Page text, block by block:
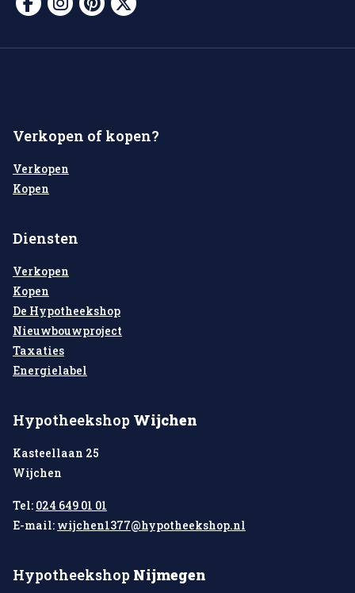
Verkopen of kopen?
Verkopen
Kopen
Diensten
Verkopen
Kopen
De Hypotheekshop
Nieuwbouwproject
Taxaties
Energielabel
Hypotheekshop Wijchen
Kasteellaan 25
Wijchen
Tel: 024 649 01 01
E-mail: wijchen1377@hypotheekshop.nl
Hypotheekshop Nijmegen